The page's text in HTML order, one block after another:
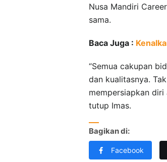
Nusa Mandiri
sama.
Baca Juga :
“Semua cakupan
dan kualitasnya.
mempersiapkan
tutup Imas.
Bagikan di:
Facebook